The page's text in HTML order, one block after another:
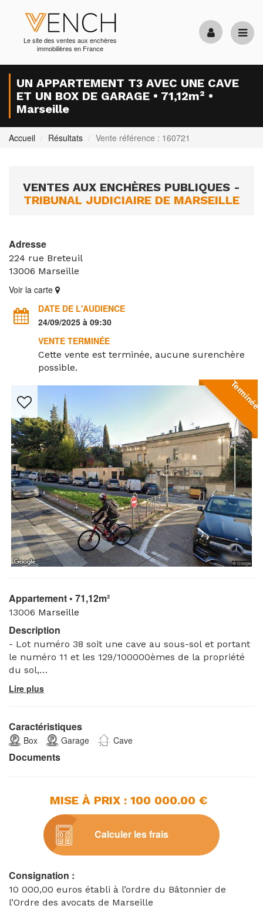
Le site des ventes aux enchères
immobilières en France
UN APPARTEMENT T3 AVEC UNE CAVE
ET UN BOX DE GARAGE • 71,12m² •
Marseille
Accueil Résultats Vente référence : 160721
VENTES AUX ENCHÈRES PUBLIQUES -
TRIBUNAL JUDICIAIRE DE MARSEILLE
Adresse
224 rue Breteuil
13006 Marseille
Voir la carte
DATE DE L'AUDIENCE
24/09/2025 à 09:30
VENTE TERMINÉE
Cette vente est terminée, aucune surenchère
possible.
Terminée
Appartement • 71,12m²
13006 Marseille
Description
- Lot numéro 38 soit une cave au sous-sol et portant
le numéro 11 et les 129/100000èmes de la propriété
du sol,
numéro 15 au deuxième sous-sol de l'immeuble et
- Lot numéro 540 soit un appartement de 71,12 m²,
au 4ème étage gauche dans l'immeuble Le Saint
Clair 1 et les 2344/100000èmes de la propriété du sol
et les 106/100000èmes des parties construites.
Caractéristiques
Box Garage Cave
Documents
MISE À PRIX : 100 000.00 €
Calculer les frais
Consignation :
10 000,00 euros établi à l’ordre du Bâtonnier de
l’Ordre des avocats de Marseille